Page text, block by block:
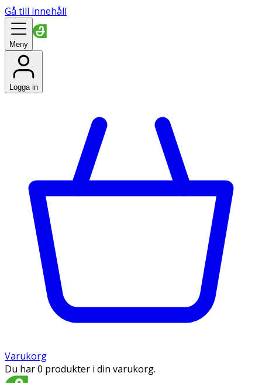
Gå till innehåll
Meny
Logga in
Varukorg
Du har 0 produkter i din varukorg.